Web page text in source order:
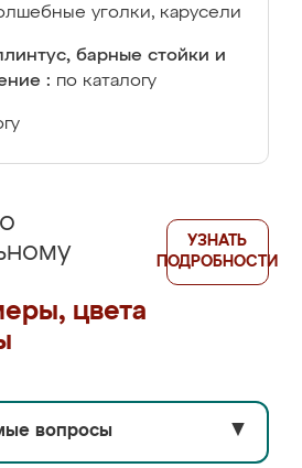
уголки, карусели
барные стойки и
: по каталогу
цвета
УЗНАТЬ
ПОДРОБНОСТИ
вопросы ▼